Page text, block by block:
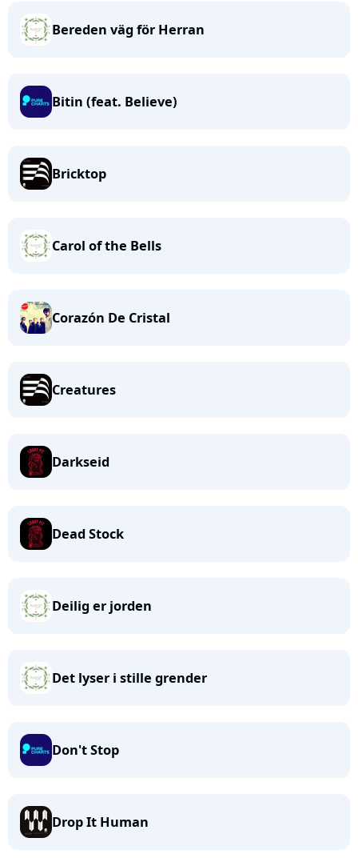
Bereden väg för Herran
Bitin (feat. Believe)
Bricktop
Carol of the Bells
Corazón De Cristal
Creatures
Darkseid
Dead Stock
Deilig er jorden
Det lyser i stille grender
Don't Stop
Drop It Human